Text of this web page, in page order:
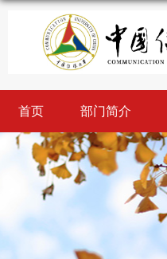
首页 部门简介